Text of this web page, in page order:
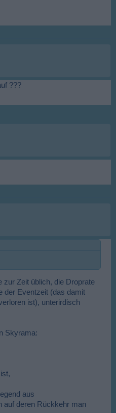
???
zur Zeit üblich, die Droprate
der Eventzeit (das damit
ist), unterirdisch
Skyrama:
aus
auf deren Rückkehr man